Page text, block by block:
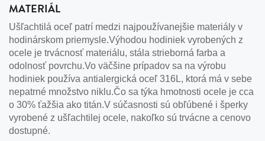
MATERIÁL
Ušľachtilá oceľ patrí medzi najpoužívanejšie materiály v
hodinárskom priemysle.Výhodou hodiniek vyrobených z
ocele je trvácnosť materiálu, stála strieborná farba a
odolnosť povrchu.Vo väčšine prípadov sa na výrobu
hodiniek používa antialergická oceľ 316L, ktorá má v sebe
nepatrné množstvo niklu.Čo sa týka hmotnosti ocele je cca
o 30% ťažšia ako titán.V súčasnosti sú obľúbené i šperky
vyrobené z ušľachtilej ocele, nakoľko sú trvácne a cenovo
dostupné.